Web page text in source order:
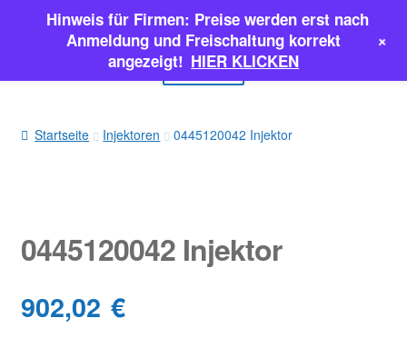
springen
springen
Menü
SALE
Classic Parts
Startseite Injektoren 0445120042 Injektor
0445120042 Injektor
902,02 €
Hinweis für Firmen: Preise werden erst nach
Anmeldung und Freischaltung korrekt
angezeigt! HIER KLICKEN
+